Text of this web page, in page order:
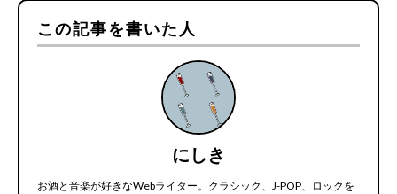
この記事を書いた人
にしき
お酒と音楽が好きなWebライター。クラシック、J-POP、ロックを